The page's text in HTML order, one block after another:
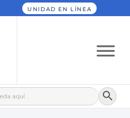
UNIDAD EN LÍNEA
Botón